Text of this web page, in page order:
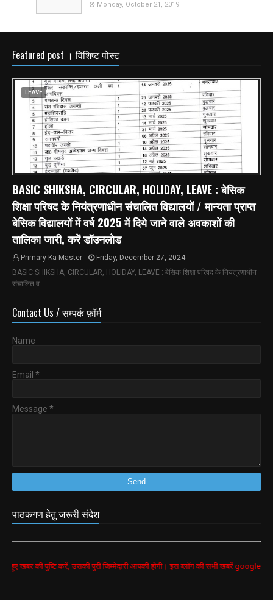
Monday, October 21, 2019
Featured post । विशिष्ट पोस्ट
LEAVE
BASIC SHIKSHA, CIRCULAR, HOLIDAY, LEAVE : बेसिक
शिक्षा परिषद के नियंत्रणाधीन संचालित विद्यालयों / मान्यता प्राप्त
बेसिक विद्यालयों में वर्ष 2025 में दिये जाने वाले अवकाशों की
तालिका जारी, करें डॉउनलोड
Primary Ka Master
Friday, December 27, 2024
BASIC SHIKSHA, CIRCULAR, HOLIDAY, LEAVE : बेसिक शिक्षा परिषद के नियंत्रणाधीन
संचालित व…
Contact Us / सम्पर्क फ़ॉर्म
Name
Email *
Message *
पाठकगण हेतु जरूरी संदेश
करें, उसकी पुरी जिम्मेदारी आपकी होगी। इस ब्लॉग की सभी खबरें google search